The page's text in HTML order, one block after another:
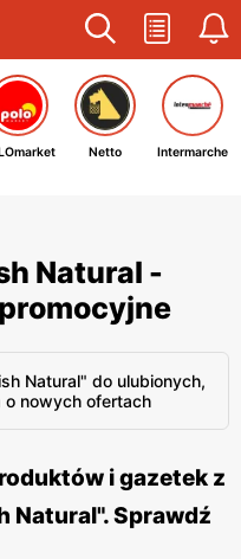
Netto Intermarche
Natural -
Natural" do ulubionych,
o nowych ofertach
i gazetek z
Natural". Sprawdź